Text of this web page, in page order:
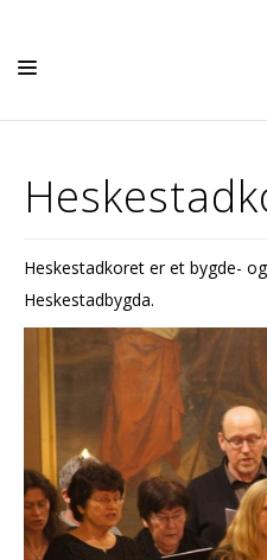
BARN OG UNGE
OM OSS
GRAVFERD OG GRAVPLASS
Heskestadkoret er et bygde-
Heskestadbygda.